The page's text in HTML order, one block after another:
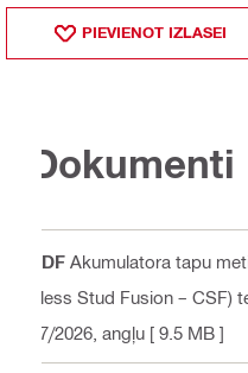
PIEVIENOT IZLASEI
Dokumenti
PDF Akumulatora tapu
dless Stud Fusion – CSF)
07/2026 , angļu [ 9.5 MB ]